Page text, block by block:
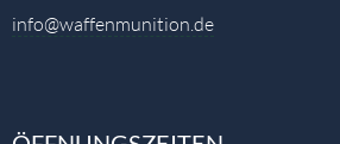
info@waffenmunition.de